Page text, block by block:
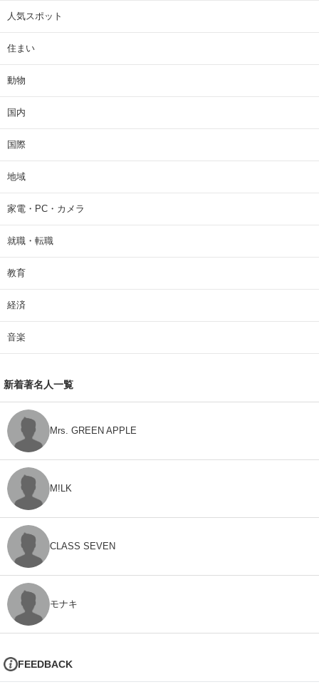
人気スポット
住まい
動物
国内
国際
地域
家電・PC・カメラ
就職・転職
教育
経済
音楽
新着著名人一覧
Mrs. GREEN APPLE
M!LK
CLASS SEVEN
モナキ
FEEDBACK